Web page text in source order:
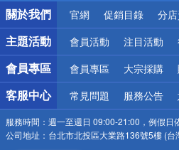
偏遠地區配送
詐騙網頁！請小心！
關於我們
官網 促銷目錄 分
主題活動 會員活動 注目活動
會員專區 會員專區 大宗採購
客服中心 常見問題 服務公告
服務時間： 週一至週日 09:00-21:00，例假日
公司地址： 台北市北投區大業路136號5樓 (台